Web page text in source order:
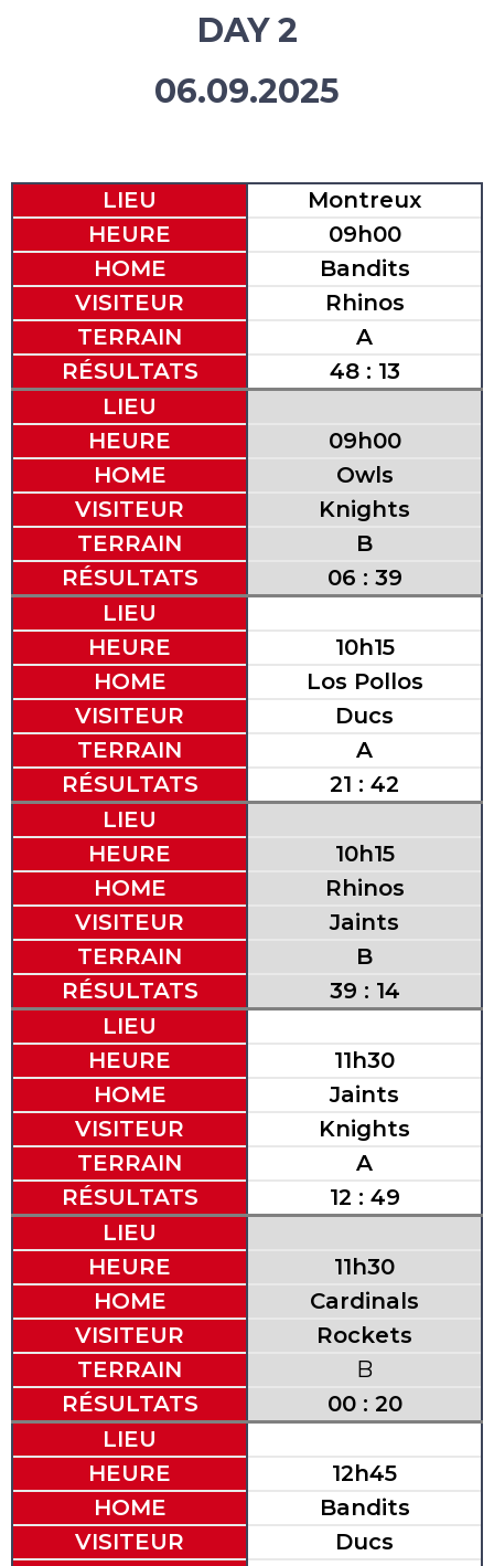
DAY 2
06.09.2025
LIEU
Montreux
HEURE
09h00
HOME
Bandits
VISITEUR
Rhinos
TERRAIN
A
RÉSULTATS
48 : 13
LIEU
HEURE
09h00
HOME
Owls
VISITEUR
Knights
TERRAIN
B
RÉSULTATS
06 : 39
LIEU
HEURE
10h15
HOME
Los Pollos
VISITEUR
Ducs
TERRAIN
A
RÉSULTATS
21 : 42
LIEU
HEURE
10h15
HOME
Rhinos
VISITEUR
Jaints
TERRAIN
B
RÉSULTATS
39 : 14
LIEU
HEURE
11h30
HOME
Jaints
VISITEUR
Knights
TERRAIN
A
RÉSULTATS
12 : 49
LIEU
HEURE
11h30
HOME
Cardinals
VISITEUR
Rockets
TERRAIN
B
RÉSULTATS
00 : 20
LIEU
HEURE
12h45
HOME
Bandits
VISITEUR
Ducs